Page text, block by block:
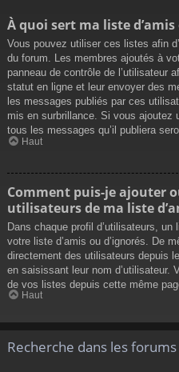
À quoi sert ma liste d’amis
Vous pouvez utiliser ces listes afin
du forum. Les membres ajoutés à
panneau de contrôle de l’utilisateur
statut en ligne et leur envoyer des
les messages publiés par ces
mis en surbrillance. Si vous ajoutez
tous les messages qu’il publiera
Haut
Comment puis-je ajouter
utilisateurs de ma liste
Dans chaque profil d’utilisateurs,
votre liste d’amis ou d’ignorés. De
directement des utilisateurs depuis
en saisissant leur nom d’utilisateur.
de vos listes depuis cette même
Haut
Recherche dans les forums